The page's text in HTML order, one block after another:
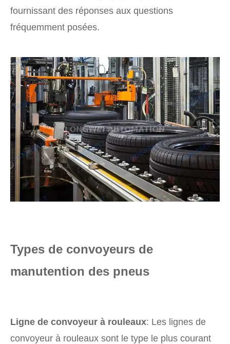
fournissant des réponses aux questions
fréquemment posées.
Types de convoyeurs de
manutention des pneus
Ligne de convoyeur à rouleaux: Les lignes de
convoyeur à rouleaux sont le type le plus courant